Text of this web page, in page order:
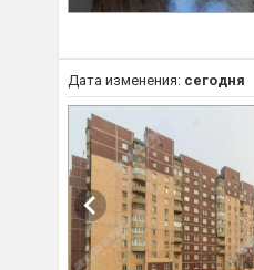
Дата изменения: сегодня